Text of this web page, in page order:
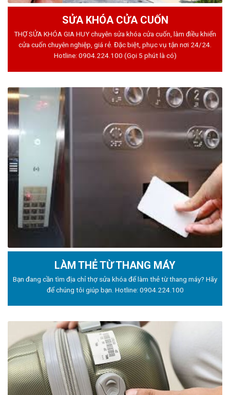
SỬA KHÓA CỬA CUỐN
THỢ SỬA KHÓA GIA HUY chuyên sửa khóa cửa cuốn, làm điều khiển
cửa cuốn chuyên nghiệp, giá rẻ. Đặc biệt, phục vụ tận nơi 24/24.
Hotline: 0904.224.100 (Gọi 5 phút là có)
LÀM THẺ TỪ THANG MÁY
Bạn đang cần tìm địa chỉ thợ sửa khóa để làm thẻ từ thang máy? Hãy
để chúng tôi giúp bạn. Hotline: 0904.224.100